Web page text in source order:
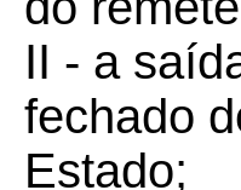
II - a
fechado
Estado;